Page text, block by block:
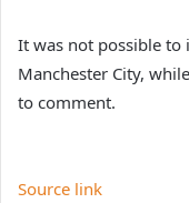
It was not possible
Manchester City,
to comment.
Source link